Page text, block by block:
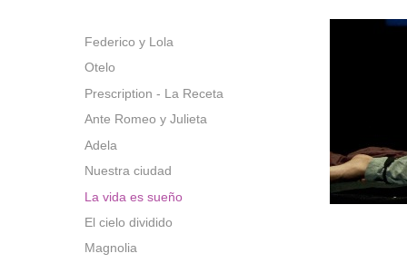
Federico y Lola
Otelo
Prescription - La Receta
Ante Romeo y Julieta
Adela
Nuestra ciudad
La vida es sueño
El cielo dividido
Magnolia